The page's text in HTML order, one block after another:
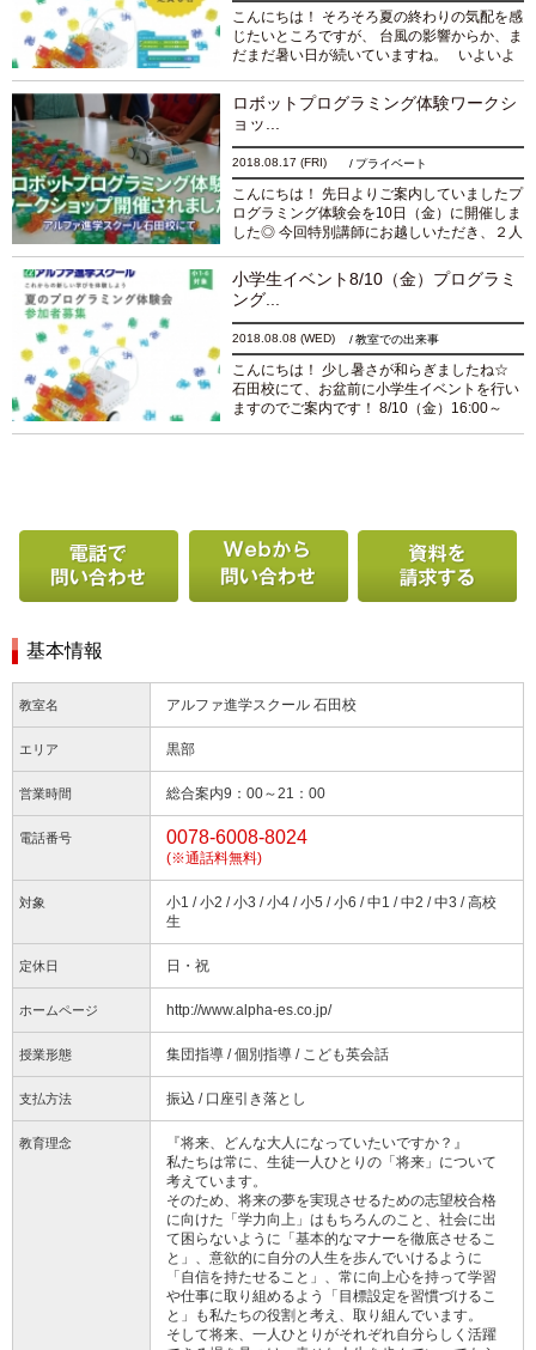
こんにちは！ そろそろ夏の終わりの気配を感
じたいところですが、 台風の影響からか、ま
だまだ暑い日が続いていますね。 いよいよ
持ちで進んでいく準備をしていきまし...続き
を読む
ロボットプログラミング体験ワークシ
ョッ...
2018.08.17(FRI) プライベート
こんにちは！ 先日よりご案内していましたプ
ログラミング体験会を10日（金）に開催しま
した◎ 今回特別講師にお越しいただき、２人
年～中１生まで幅広く参加してくれたみんな
の... 続きを読む
小学生イベント8/10（金）プログラミ
ング...
2018.08.08(WED) 教室での出来事
こんにちは！ 少し暑さが和らぎましたね☆
石田校にて、お盆前に小学生イベントを行い
ますのでご案内です！ 8/10（金）16:00～
基本情報
教室名 アルファ進学スクール 石田校
エリア 黒部
営業時間 総合案内9：00～21：00
電話番号 0078-6008-8024
(※通話料無料)
対象
小1 / 小2 / 小3 / 小4 / 小5 / 小6 / 中1 / 中2 / 中3 / 高校
生
定休日 日・祝
ホームページ http://www.alpha-es.co.jp/
授業形態 集団指導 / 個別指導 / こども英会話
支払方法 振込 / 口座引き落とし
教育理念
『将来、どんな大人になっていたいですか？』
私たちは常に、生徒一人ひとりの「将来」について
考えています。
そのため、将来の夢を実現させるための志望校合格
に向けた「学力向上」はもちろんのこと、社会に出
て困らないように「基本的なマナーを徹底させるこ
と」、意欲的に自分の人生を歩んでいけるように
「自信を持たせること」、常に向上心を持って学習
や仕事に取り組めるよう「目標設定を習慣づけるこ
と」も私たちの役割と考え、取り組んでいます。
そして将来、一人ひとりがそれぞれ自分らしく活躍